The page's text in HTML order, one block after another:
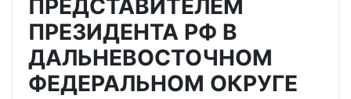
ПРЕДСТАВИТЕЛЕМ
ПРЕЗИДЕНТА РФ В
ДАЛЬНЕВОСТОЧНОМ
ФЕДЕРАЛЬНОМ ОКРУГЕ